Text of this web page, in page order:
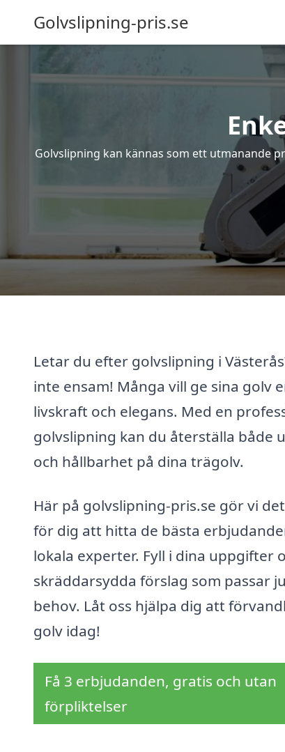
Golvslipning-pris.se
Golvslipning kan kännas som ett utmanande
Letar du efter golvslipning i
inte ensam! Många vill ge sina golv
livskraft och elegans. Med en
golvslipning kan du återställa både
och hållbarhet på dina trägolv.
Här på golvslipning-pris.se gör vi
för dig att hitta de bästa
lokala experter. Fyll i dina uppgifter
skräddarsydda förslag som passar
behov. Låt oss hjälpa dig att
golv idag!
Få 3 erbjudanden, gratis och utan
förpliktelser